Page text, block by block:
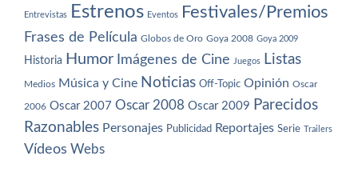
Entrevistas Estrenos Eventos Festivales/Premios
Frases de Película Globos de Oro Goya 2008 Goya 2009
Historia Humor Imágenes de Cine Juegos Listas
Medios Música y Cine Noticias Off-Topic Opinión Oscar
2006 Oscar 2007 Oscar 2008 Oscar 2009 Parecidos
Razonables Personajes Publicidad Reportajes Serie Trailers
Vídeos Webs